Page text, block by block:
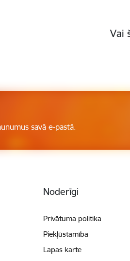
Vai
savā e-pastā.
Noderīgi
Privātuma politika
Piekļūstamība
Lapas karte